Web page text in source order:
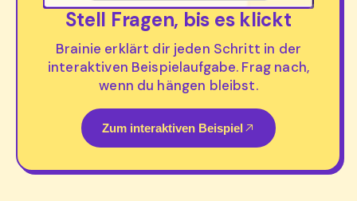
Stell Fragen, bis es klickt
Brainie erklärt dir jeden Schritt in der
interaktiven Beispielaufgabe. Frag nach,
wenn du hängen bleibst.
Zum interaktiven Beispiel